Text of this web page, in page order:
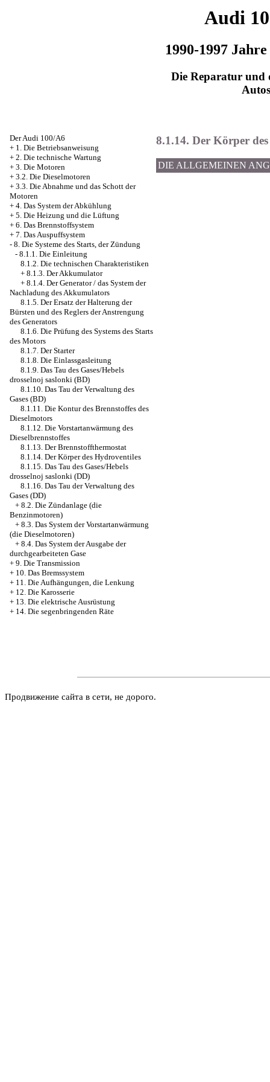
Audi
1990-1997
Die Reparatur und
Autos
Der Audi 100/A6
+ 1. Die Betriebsanweisung
+ 2. Die technische Wartung
+ 3. Die Motoren
+ 3.2. Die Dieselmotoren
+ 3.3. Die Abnahme und das Schott der
Motoren
+ 4. Das System der Abkühlung
+ 5. Die Heizung und die Lüftung
+ 6. Das Brennstoffsystem
+ 7. Das Auspuffsystem
- 8. Die Systeme des Starts, der Zündung
- 8.1.1. Die Einleitung
8.1.2. Die technischen Charakteristiken
+ 8.1.3. Der Akkumulator
+ 8.1.4. Der Generator / das System der
Nachladung des Akkumulators
8.1.5. Der Ersatz der Halterung der
Bürsten und des Reglers der Anstrengung
des Generators
8.1.6. Die Prüfung des Systems des Starts
des Motors
8.1.7. Der Starter
8.1.8. Die Einlassgasleitung
8.1.9. Das Tau des Gases/Hebels
drosselnoj saslonki (BD)
8.1.10. Das Tau der Verwaltung des
Gases (BD)
8.1.11. Die Kontur des Brennstoffes des
Dieselmotors
8.1.12. Die Vorstartanwärmung des
Dieselbrennstoffes
8.1.13. Der Brennstoffthermostat
8.1.14. Der Körper des Hydroventiles
8.1.15. Das Tau des Gases/Hebels
drosselnoj saslonki (DD)
8.1.16. Das Tau der Verwaltung des
Gases (DD)
+ 8.2. Die Zündanlage (die
Benzinmotoren)
+ 8.3. Das System der Vorstartanwärmung
(die Dieselmotoren)
+ 8.4. Das System der Ausgabe der
durchgearbeiteten Gase
+ 9. Die Transmission
+ 10. Das Bremssystem
+ 11. Die Aufhängungen, die Lenkung
+ 12. Die Karosserie
+ 13. Die elektrische Ausrüstung
+ 14. Die segenbringenden Räte
8.1.14. Der Körper
DIE ALLGEMEINEN
Продвижение сайта в сети, не дорого.